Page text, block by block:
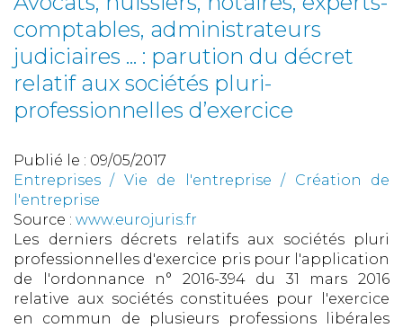
comptables, administrateurs
judiciaires ... : parution du décret
relatif aux sociétés pluri-
professionnelles d’exercice
Publié le : 09/05/2017
Entreprises / Vie de l'entreprise / Création de
l'entreprise
Source : www.eurojuris.fr
Les derniers décrets relatifs aux sociétés pluri
professionnelles d'exercice pris pour l'application
de l'ordonnance n° 2016-394 du 31 mars 2016
relative aux sociétés constituées pour l'exercice
en commun de plusieurs professions libérales